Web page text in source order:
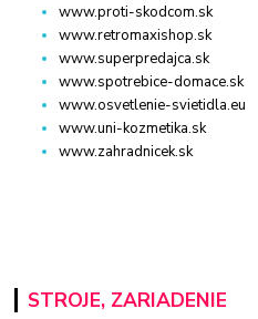
www.proti-skodcom.sk
www.retromaxishop.sk
www.superpredajca.sk
www.spotrebice-domace.sk
www.osvetlenie-svietidla.eu
www.uni-kozmetika.sk
www.zahradnicek.sk
STROJE, ZARIADENIE